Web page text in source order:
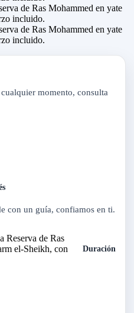
momento, consulta
con un guía, confiamos en ti.
Duración